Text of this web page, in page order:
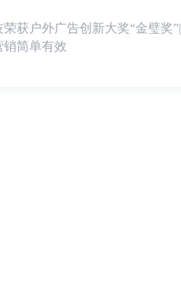
获户外广告创新大奖“金璧奖”|
销简单有效